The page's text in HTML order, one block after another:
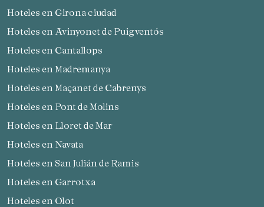
Hoteles en Girona ciudad
Hoteles en Avinyonet de Puigventós
Hoteles en Cantallops
Hoteles en Madremanya
Hoteles en Maçanet de Cabrenys
Hoteles en Pont de Molins
Hoteles en Lloret de Mar
Hoteles en Navata
Hoteles en San Julián de Ramis
Hoteles en Garrotxa
Hoteles en Olot